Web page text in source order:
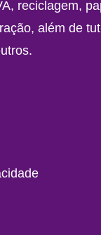
reciclagem,
além de